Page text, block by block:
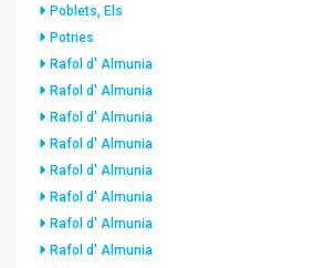
Poblets, Els
Potries
Rafol d' Almunia
Rafol d' Almunia
Rafol d' Almunia
Rafol d' Almunia
Rafol d' Almunia
Rafol d' Almunia
Rafol d' Almunia
Rafol d' Almunia